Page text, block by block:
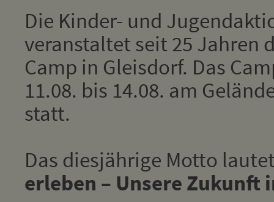
Die Kinder- und
veranstaltet seit 25 Jahren
Camp in Gleisdorf. Das
11.08. bis 14.08. am
statt.
Das diesjährige Motto
erleben – Unsere Zukunft